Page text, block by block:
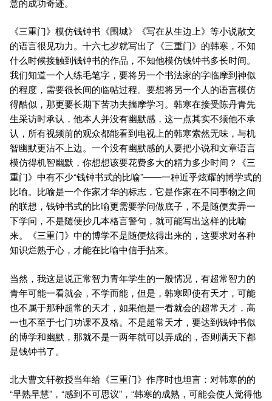
意的成功奇迹。
《三重门》模仿钱钟书《围城》《写在从生边上》等小说散文
的语言很见功力。十六七岁就写出了《三重门》的韩寒，不知
什么时候接触到钱钟书的作品，不知他模仿钱钟书多长时间。
我们知道一个人练毛笔字，要将另一个书法家的字临摩到神似
的程度，需要很长间的临帖过程。要想将另一个人的语言模仿
得酷似，那更要长期下苦功夫揣摩学习。韩寒在接受陈丹青先
生采访时承认，他本人并没有幽默感，这一点其实不须他不承
认，所有视频前的观众都能看到电视上的韩寒索然无味，与机
智幽默更沾不上边。一个没有幽默感的人要把小说和文章语言
模仿得机智幽默，你想想该要花费多大的精力多少时间？《三
重门》中有不少“钱钟书式的比喻”——一种近乎炫耀的博学式的
比喻。比喻是一个作家才华的标志，它是作家在不同事物之间
的联想，钱钟书式的比喻更需要学问做底子，不是随便卖弄一
下学问，不是随便抄几本格言警句，就可能写出这样的比喻
来。《三重门》中的博学不是随便炫得出来的，这要求对各种
知识烂熟于心，才能在比喻中信手拈来。
当然，我这是说正常智力青年学生的一般情况，有超常智力的
青年可能一看就会，不学而能，但是，韩寒即使有天才，可能
也不属于那种超常的天才，如果他是一看就会的超常天才，高
一也不至于七门功课不及格。不是超常天才，要达到钱钟书似
的博学和幽默，那就不是一两年就可以弄成的，否则满天下都
是钱钟书了。
北大曹文轩教授当年给《三重门》作序时也坦言：对韩寒的的
“早熟早慧”，“感到不可思议”，“韩寒的成熟，可能会使人觉得他